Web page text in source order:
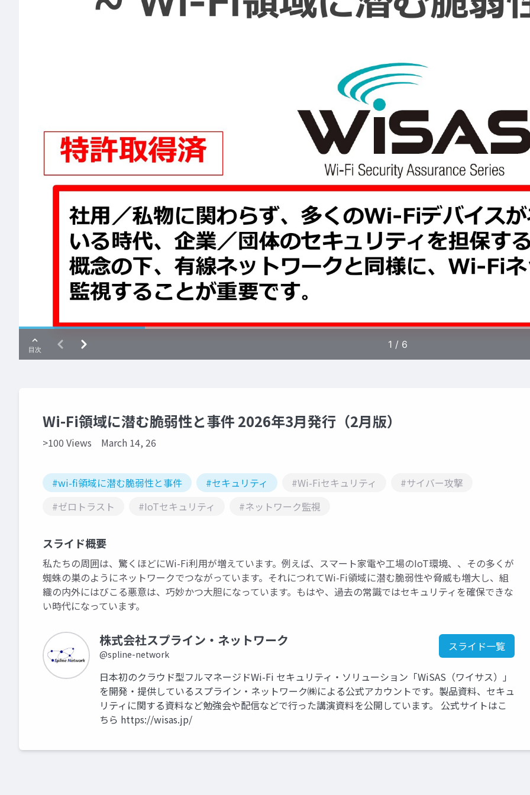
Wi-Fi領域に潜む脆弱性と事件 2026年3月発行（2月版）
>100 Views March 14, 26
#wi-fi領域に潜む脆弱性と事件 #セキュリティ #Wi-Fiセキュリティ
#サイバー攻撃
#ゼロトラスト
#IoTセキュリティ #ネットワーク監視
スライド概要
私たちの周囲は、驚くほどにWi-Fi利用が増えています。例えば、スマート家電や工場のIoT環境、、その多くが
蜘蛛の巣のようにネットワークでつながっています。それにつれてWi-Fi領域に潜む脆弱性や脅威も増大し、組
織の内外にはびこる悪意は、巧妙かつ大胆になっています。もはや、過去の常識ではセキュリティを確保できな
い時代になっています。
株式会社スプライン・ネットワーク
@spline-network
スライド一覧
日本初のクラウド型フルマネージドWi-Fi セキュリティ・ソリューション「WiSAS（ワイサス）」
を開発・提供しているスプライン・ネットワーク㈱による公式アカウントです。製品資料、セキュ
リティに関する資料など勉強会や配信などで行った講演資料を公開しています。 公式サイトはこ
ちら https://wisas.jp/